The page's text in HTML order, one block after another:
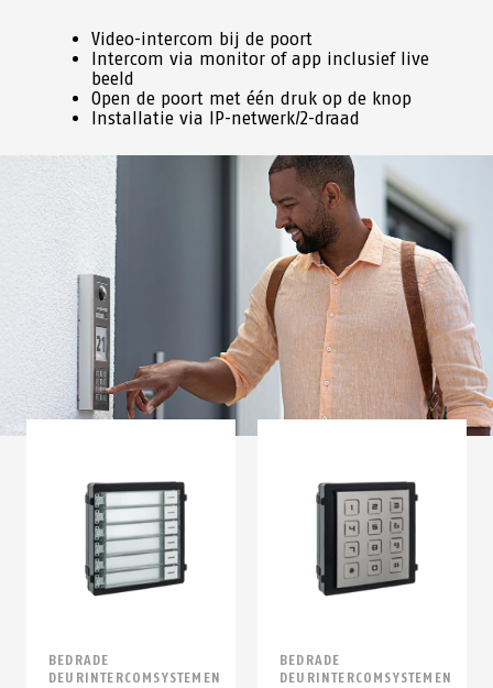
Video-intercom bij de poort
Intercom via monitor of app inclusief live
beeld
Open de poort met één druk op de knop
Installatie via IP-netwerk/2-draad
BEDRADE
DEURINTERCOMSYSTEMEN
BEDRADE
DEURINTERCOMSYSTEMEN